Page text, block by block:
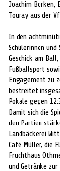
Joachim Borken,
Touray aus der
In den
Schülerinnen
Geschick am
Fußballsport
Engagement zu
bestreitet
Pokale gegen
Damit sich die
den Partien
Landbäckerei
Café Müller, die
Fruchthaus
und Getränke